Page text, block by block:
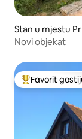
Stan u mjestu
Novi objekat
Glavni favorit
Favorit